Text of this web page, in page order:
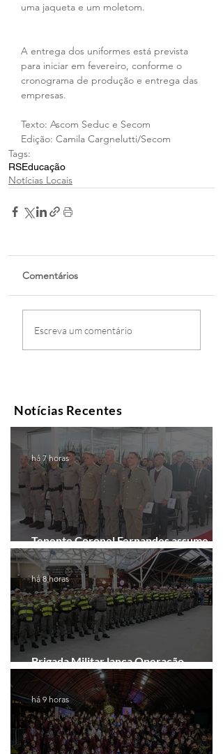
uma jaqueta e um moletom.
A entrega dos uniformes está prevista
para iniciar em fevereiro, conforme o
cronograma de produção e entrega das
empresas.
Texto: Ascom Seduc e Secom
Edição: Camila Cargnelutti/Secom
Tags:
RSEducação
Notícias Locais
Comentários
Escreva um comentário
Notícias Recentes
Tenente Coronel Fernandes assume
comando do 41º BPM em Gramado
há 7 horas
Brigada Militar lança Operação
Convergência na Região das Hortênsias
há 8 horas
há 9 horas